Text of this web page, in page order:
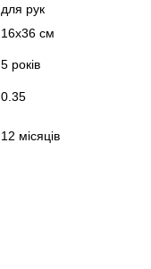
для рук
16х36 см
5 років
0.35
12 місяців